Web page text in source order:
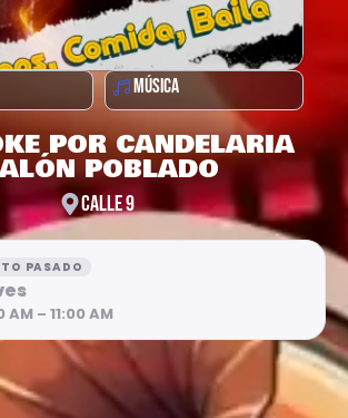
MÚSICA
POR CANDELARIA
POBLADO
CALLE 9
PASADO
AM – 11:00 AM